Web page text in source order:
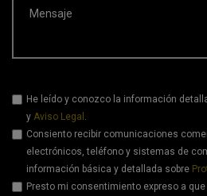
Mensaje
He leído y conozco la información
y Aviso Legal
Consiento recibir comunicaciones
electrónicos, teléfono y sistemas de
información básica y detallada sobre
Presto mi consentimiento expreso a